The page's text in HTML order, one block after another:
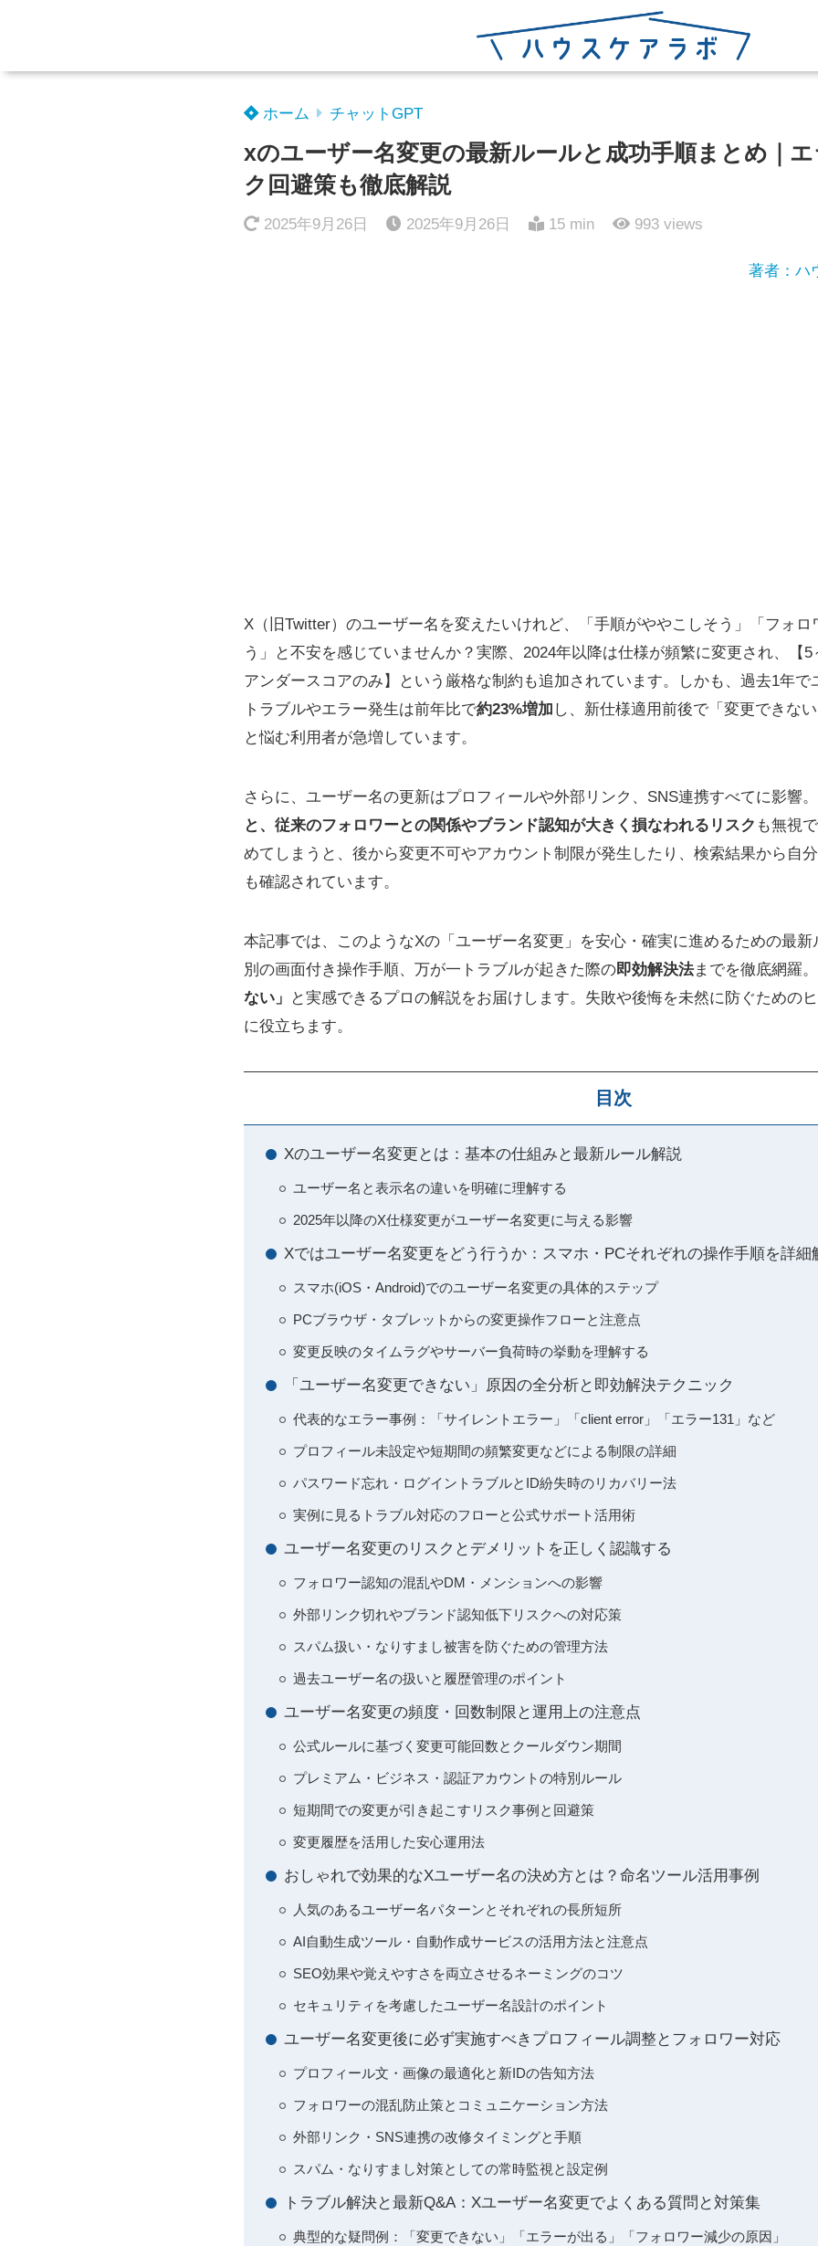
ホーム チャットGPT
xのユーザー名変更の最新ルールと成功手順まとめ｜
ク回避策も徹底解説
2025年9月26日 2025年9月26日 15 min 993 views
著者：ハ
X（旧Twitter）のユーザー名を変えたいけれど、「手順がややこしそう」「フォ
う」と不安を感じていませんか？実際、2024年以降は仕様が頻繁に変更され、【
アンダースコアのみ】という厳格な制約も追加されています。しかも、過去1年で
トラブルやエラー発生は前年比で約23%増加 し、新仕様適用前後で「変更できな
と悩む利用者が急増しています。
さらに、ユーザー名の更新はプロフィールや外部リンク、SNS連携すべてに影響。
と、従来のフォロワーとの関係やブランド認知が大きく損なわれるリスク も無視
めてしまうと、後から変更不可やアカウント制限が発生したり、検索結果から自
も確認されています。
本記事では、このようなXの「ユーザー名変更」を安心・確実に進めるための最
別の画面付き操作手順、万が一トラブルが起きた際の即効解決法までを徹底網羅。
ない」
と実感できるプロの解説をお届けします。失敗や後悔を未然に防ぐための
に役立ちます。
目次
Xのユーザー名変更とは：基本の仕組みと最新ルール解説
ユーザー名と表示名の違いを明確に理解する
2025年以降のX仕様変更がユーザー名変更に与える影響
Xではユーザー名変更をどう行うか：スマホ・PCそれぞれの操作手順を詳細
スマホ(iOS・Android)でのユーザー名変更の具体的ステップ
PCブラウザ・タブレットからの変更操作フローと注意点
変更反映のタイムラグやサーバー負荷時の挙動を理解する
「ユーザー名変更できない」原因の全分析と即効解決テクニック
代表的なエラー事例：「サイレントエラー」「client error」「エラー131」など
プロフィール未設定や短期間の頻繁変更などによる制限の詳細
パスワード忘れ・ログイントラブルとID紛失時のリカバリー法
実例に見るトラブル対応のフローと公式サポート活用術
ユーザー名変更のリスクとデメリットを正しく認識する
フォロワー認知の混乱やDM・メンションへの影響
外部リンク切れやブランド認知低下リスクへの対応策
スパム扱い・なりすまし被害を防ぐための管理方法
過去ユーザー名の扱いと履歴管理のポイント
ユーザー名変更の頻度・回数制限と運用上の注意点
公式ルールに基づく変更可能回数とクールダウン期間
プレミアム・ビジネス・認証アカウントの特別ルール
短期間での変更が引き起こすリスク事例と回避策
変更履歴を活用した安心運用法
おしゃれで効果的なXユーザー名の決め方とは？命名ツール活用事例
人気のあるユーザー名パターンとそれぞれの長所短所
AI自動生成ツール・自動作成サービスの活用方法と注意点
SEO効果や覚えやすさを両立させるネーミングのコツ
セキュリティを考慮したユーザー名設計のポイント
ユーザー名変更後に必ず実施すべきプロフィール調整とフォロワー対応
プロフィール文・画像の最適化と新IDの告知方法
フォロワーの混乱防止策とコミュニケーション方法
外部リンク・SNS連携の改修タイミングと手順
スパム・なりすまし対策としての常時監視と設定例
トラブル解決と最新Q&A：Xユーザー名変更でよくある質問と対策集
典型的な疑問例：「変更できない」「エラーが出る」「フォロワー減少の原因」